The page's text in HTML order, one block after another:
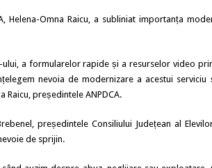
Helena-Omna Raicu, a subliniat importanța
ului, a formularelor rapide și a resurselor video
nevoia de modernizare a acestui
Raicu, președintele ANPDCA.
președintele Consiliului Județean al
de sprijin.